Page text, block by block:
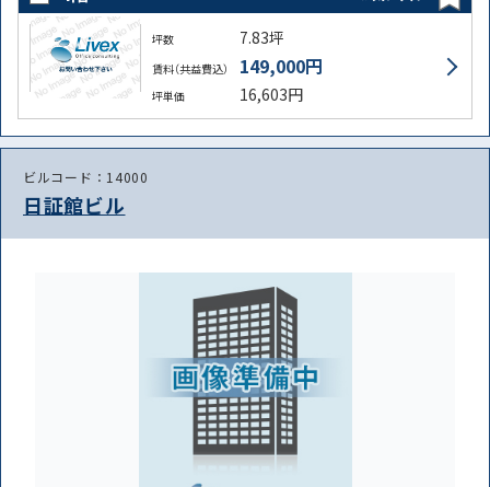
坪数 7.83坪
賃料（共益費込） 149,000円
坪単価 16,603円
ビルコード：14000
日証館ビル